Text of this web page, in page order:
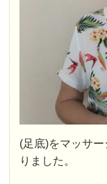
(足底)をマッサ
りました。